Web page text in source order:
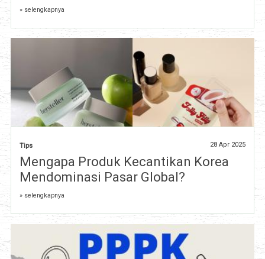
» selengkapnya
Tips 28 Apr 2025
Mengapa Produk Kecantikan Korea
Mendominasi Pasar Global?
» selengkapnya